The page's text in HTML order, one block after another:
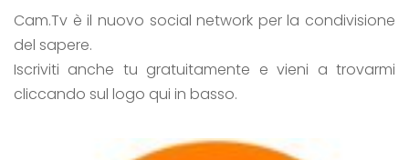
Cam.Tv è il nuovo social network per la condivisione
del sapere.
Iscriviti anche tu gratuitamente e vieni a trovarmi
cliccando sul logo qui in basso.